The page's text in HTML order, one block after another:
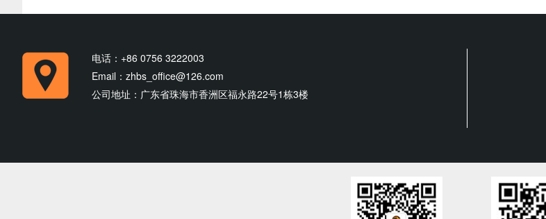
电话： +86 0756 3222003
Email： zhbs_office@126.com
公司地址： 广东省珠海市香洲区福永路22号1栋3楼